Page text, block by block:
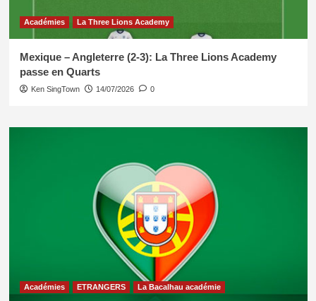
Académies La Three Lions Academy
Mexique – Angleterre (2-3): La Three Lions Academy
passe en Quarts
Ken SingTown 14/07/2026 0
Académies ETRANGERS La Bacalhau académie